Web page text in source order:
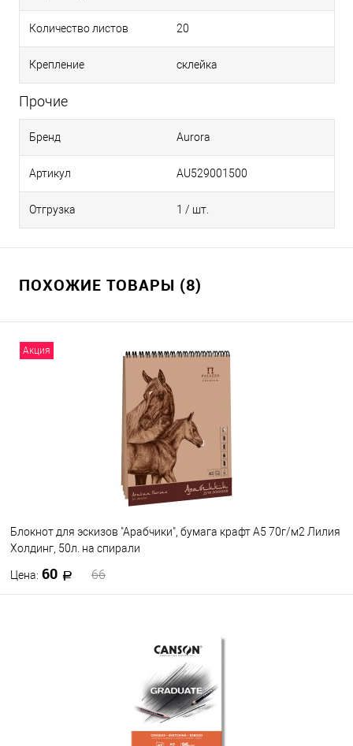
Количество листов 20
Крепление склейка
Прочие
Бренд Aurora
Артикул AU529001500
Отгрузка 1 / шт.
ПОХОЖИЕ ТОВАРЫ (8)
Акция
Блокнот для эскизов "Арабчики", бумага крафт А5 70г/м2 Лилия
Холдинг, 50л. на спирали
Цена: 60 66